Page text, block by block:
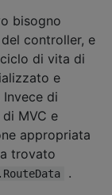
bisogno
del controller, e
di vita di
e
Invece di
MVC e
appropriata
trovato
.